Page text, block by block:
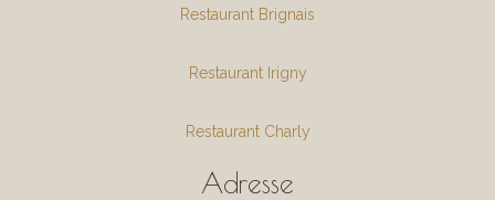
Restaurant Brignais
Restaurant Irigny
Restaurant Charly
Adresse